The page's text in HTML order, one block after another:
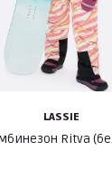
LASSIE
Ritva